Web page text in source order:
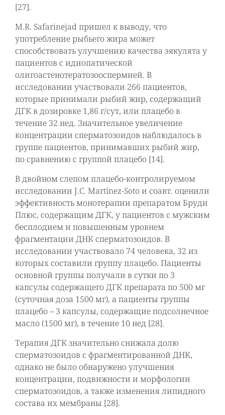
[27].
M.R. Safarinejad пришел к выводу, что
употребление рыбьего жира может
способствовать улучшению качества эякулята у
пациентов с идиопатической
олигоастенотератозооспермией. В
исследовании участвовали 266 пациентов,
которые принимали рыбий жир, содержащий
ДГК в дозировке 1,86 г/сут, или плацебо в
течение 32 нед. Значительное увеличение
концентрации сперматозоидов наблюдалось в
группе пациентов, принимавших рыбий жир,
по сравнению с группой плацебо [14].
В двойном слепом плацебо-контролируемом
исследовании J.C. Martínez-Soto и соавт. оценили
эффективность монотерапии препаратом Бруди
Плюс, содержащим ДГК, у пациентов с мужским
бесплодием и повышенным уровнем
фрагментации ДНК сперматозоидов. В
исследовании участвовало 74 человека, 32 из
которых составили группу плацебо. Пациенты
основной группы получали в сутки по 3
капсулы содержащего ДГК препарата по 500 мг
(суточная доза 1500 мг), а пациенты группы
плацебо – 3 капсулы, содержащие подсолнечное
масло (1500 мг), в течение 10 нед [28].
Терапия ДГК значительно снижала долю
сперматозоидов с фрагментированной ДНК,
однако не было обнаружено улучшения
концентрации, подвижности и морфологии
сперматозоидов, а также изменения липидного
состава их мембраны [28].